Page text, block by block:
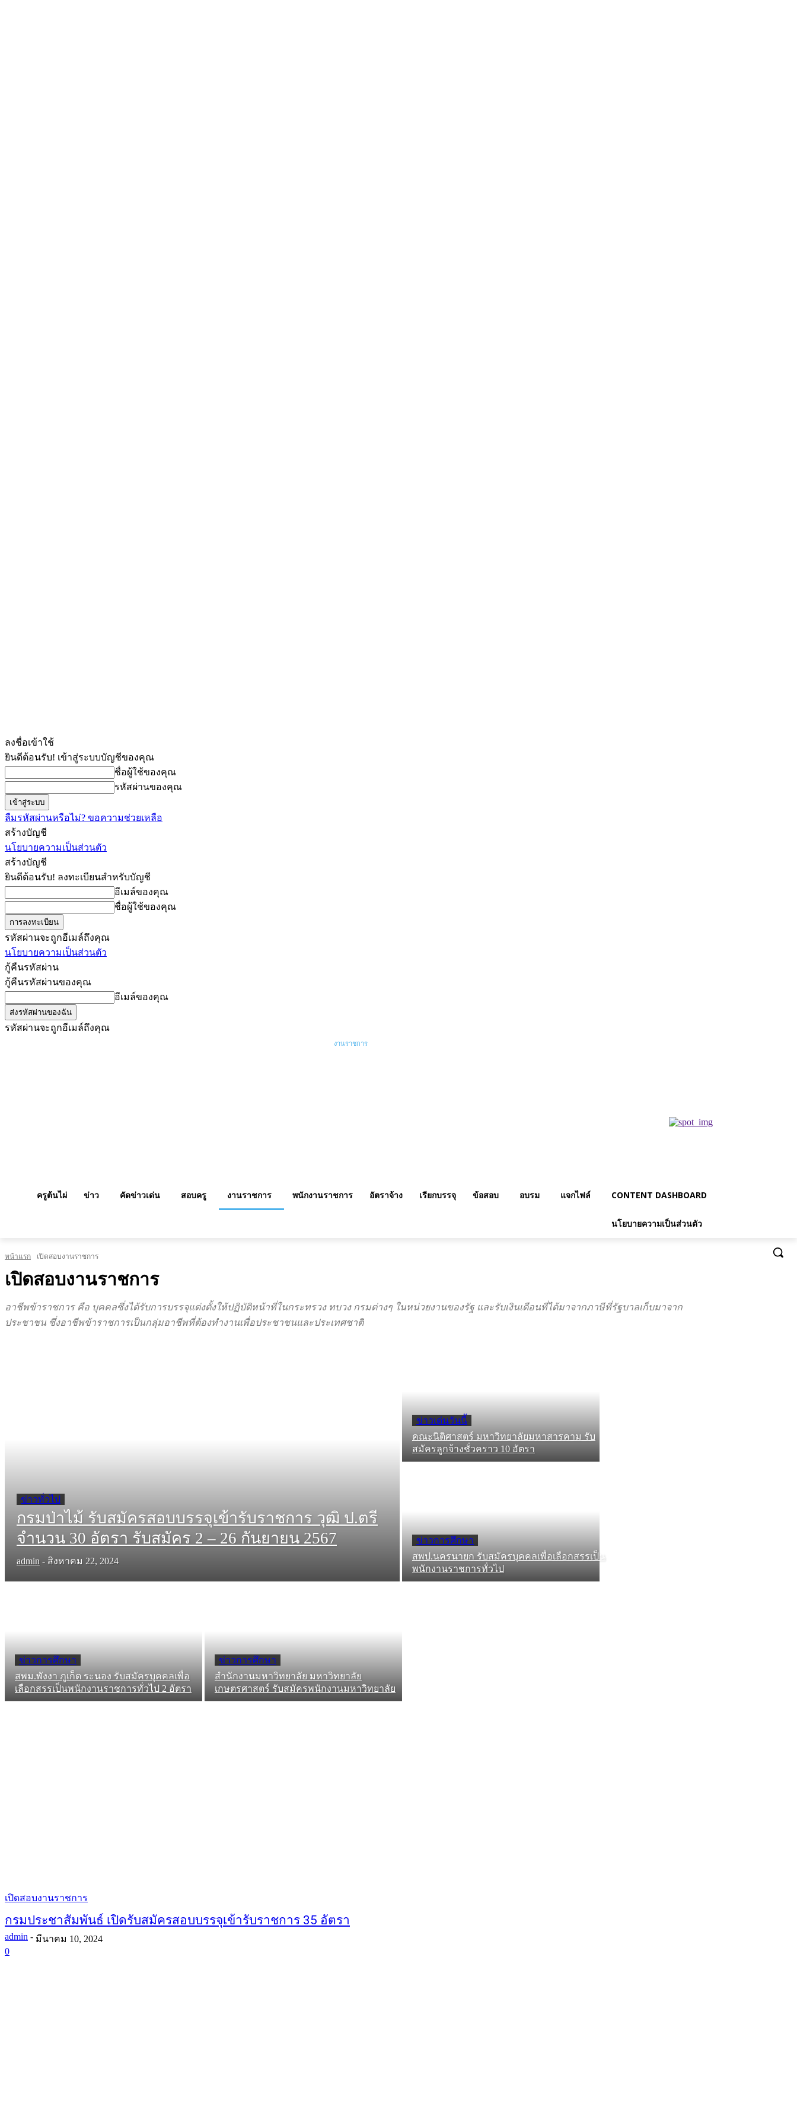
ลงชื่อเข้าใช้
ยินดีต้อนรับ! เข้าสู่ระบบบัญชีของคุณ
ชื่อผู้ใช้ของคุณ
รหัสผ่านของคุณ
ลืมรหัสผ่านหรือไม่? ขอความช่วยเหลือ
สร้างบัญชี
นโยบายความเป็นส่วนตัว
สร้างบัญชี
ยินดีต้อนรับ! ลงทะเบียนสำหรับบัญชี
อีเมล์ของคุณ
ชื่อผู้ใช้ของคุณ
รหัสผ่านจะถูกอีเมล์ถึงคุณ
นโยบายความเป็นส่วนตัว
กู้คืนรหัสผ่าน
กู้คืนรหัสผ่านของคุณ
อีเมล์ของคุณ
รหัสผ่านจะถูกอีเมล์ถึงคุณ
งานราชการ
ครูต้นไผ่ ข่าว คัดข่าวเด่น สอบครู งานราชการ พนักงานราชการ อัตราจ้าง เรียกบรรจุ ข้อสอบ อบรม แจกไฟล์ CONTENT DASHBOARD
นโยบายความเป็นส่วนตัว
หน้าแรก เปิดสอบงานราชการ
เปิดสอบงานราชการ
อาชีพข้าราชการ คือ บุคคลซึ่งได้รับการบรรจุแต่งตั้งให้ปฏิบัติหน้าที่ในกระทรวง ทบวง กรมต่างๆ ในหน่วยงานของรัฐ และรับเงินเดือนที่ได้มาจากภาษีที่รัฐบาลเก็บมาจาก
ประชาชน ซึ่งอาชีพข้าราชการเป็นกลุ่มอาชีพที่ต้องทำงานเพื่อประชาชนและประเทศชาติ
ข่าวทั่วไป
กรมป่าไม้ รับสมัครสอบบรรจุเข้ารับราชการ วุฒิ ป.ตรี
จำนวน 30 อัตรา รับสมัคร 2 – 26 กันยายน 2567
admin - สิงหาคม 22, 2024
ข่าวเด่นวันนี้
คณะนิติศาสตร์ มหาวิทยาลัยมหาสารคาม รับ
สมัครลูกจ้างชั่วคราว 10 อัตรา
ข่าวการศึกษา
สพป.นครนายก รับสมัครบุคคลเพื่อเลือกสรรเป็น
พนักงานราชการทั่วไป
ข่าวการศึกษา
สพม.พังงา ภูเก็ต ระนอง รับสมัครบุคคลเพื่อ
เลือกสรรเป็นพนักงานราชการทั่วไป 2 อัตรา
ข่าวการศึกษา
สำนักงานมหาวิทยาลัย มหาวิทยาลัย
เกษตรศาสตร์ รับสมัครพนักงานมหาวิทยาลัย
เปิดสอบงานราชการ
กรมประชาสัมพันธ์ เปิดรับสมัครสอบบรรจุเข้ารับราชการ 35 อัตรา
admin - มีนาคม 10, 2024
0